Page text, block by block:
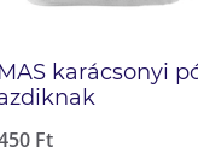
karácsonyi
Ft